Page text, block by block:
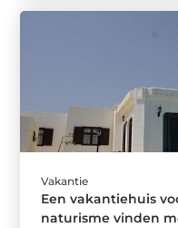
Vakantie
Een vakantiehuis
naturisme vinden